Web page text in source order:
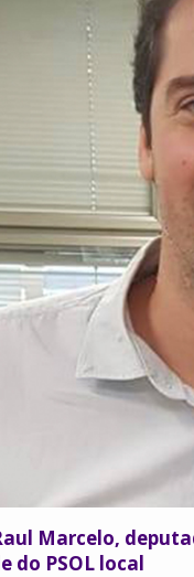
Marcelo,
do PSOL local